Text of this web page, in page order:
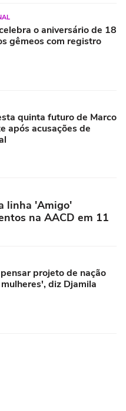
o aniversário de 18
gêmeos com registro
quinta futuro de Marco
após acusações de
linha 'Amigo'
na AACD em 11
projeto de nação
diz Djamila